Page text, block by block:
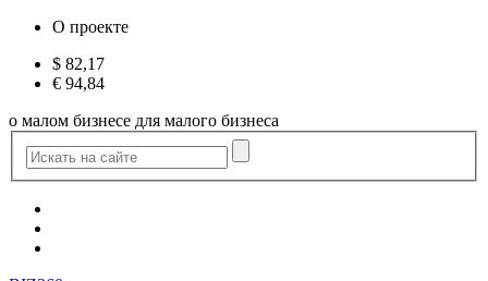
О проекте
$ 82,17
€ 94,84
о малом бизнесе для малого бизнеса